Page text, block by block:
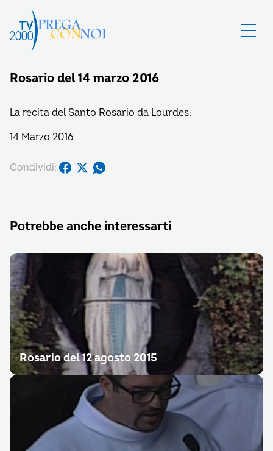
Rosario del 14 marzo 2016
La recita del Santo Rosario da Lourdes:
14 Marzo 2016
Condividi:
Potrebbe anche interessarti
Rosario del 12 agosto 2015